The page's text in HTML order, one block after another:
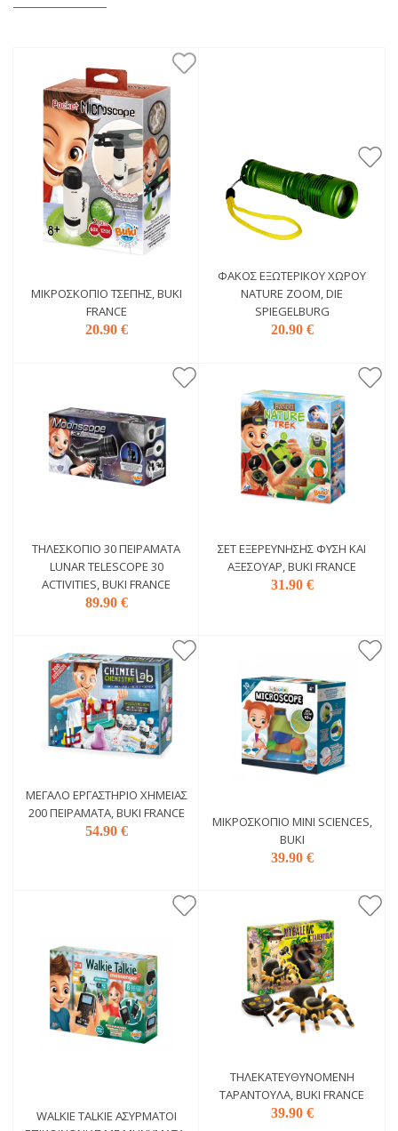
ΜΙΚΡΟΣΚΌΠΙΟ ΤΣΈΠΗΣ, BUKI
FRANCE
20.90 €
ΦΑΚΌΣ ΕΞΩΤΕΡΙΚΟΎ ΧΏΡΟΥ
NATURE ZOOM, DIE
SPIEGELBURG
20.90 €
ΤΗΛΕΣΚΌΠΙΟ 30 ΠΕΙΡΆΜΑΤΑ
LUNAR TELESCOPE 30
ACTIVITIES, BUKI FRANCE
89.90 €
ΣΕΤ ΕΞΕΡΕΎΝΗΣΗΣ ΦΎΣΗ ΚΑΙ
ΑΞΕΣΟΥΆΡ, BUKI FRANCE
31.90 €
ΜΕΓΆΛΟ ΕΡΓΑΣΤΉΡΙΟ ΧΗΜΕΊΑΣ
200 ΠΕΙΡΆΜΑΤΑ, BUKI FRANCE
54.90 €
ΜΙΚΡΟΣΚΌΠΙΟ MINI SCIENCES,
BUKI
39.90 €
WALKIE TALKIE ΑΣΎΡΜΑΤΟΙ
ΤΗΛΕΚΑΤΕΥΘΥΝΌΜΕΝΗ
ΤΑΡΑΝΤΟΎΛΑ, BUKI FRANCE
39.90 €